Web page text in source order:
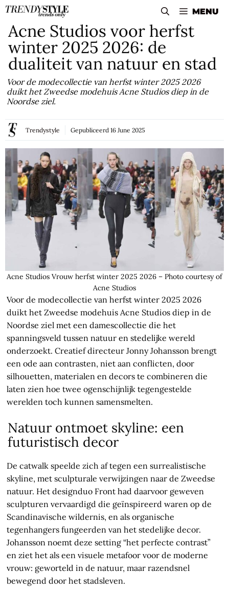
Skip
content
MENU
Acne Studios voor herfst
winter 2025 2026: de
dualiteit van natuur en stad
Voor de modecollectie van herfst winter 2025 2026
duikt het Zweedse modehuis Acne Studios diep in de
Noordse ziel.
Trendystyle Gepubliceerd 16 June 2025
Acne Studios Vrouw herfst winter 2025 2026 – Photo courtesy of
Acne Studios
Voor de modecollectie van herfst winter 2025 2026
duikt het Zweedse modehuis Acne Studios diep in de
Noordse ziel met een damescollectie die het
spanningsveld tussen natuur en stedelijke wereld
onderzoekt. Creatief directeur Jonny Johansson brengt
een ode aan contrasten, niet aan conflicten, door
silhouetten, materialen en decors te combineren die
laten zien hoe twee ogenschijnlijk tegengestelde
werelden toch kunnen samensmelten.
Natuur ontmoet skyline: een
futuristisch decor
De catwalk speelde zich af tegen een surrealistische
skyline, met sculpturale verwijzingen naar de Zweedse
natuur. Het designduo Front had daarvoor geweven
sculpturen vervaardigd die geïnspireerd waren op de
Scandinavische wildernis, en als organische
tegenhangers fungeerden van het stedelijke decor.
Johansson noemt deze setting “het perfecte contrast”
en ziet het als een visuele metafoor voor de moderne
vrouw: geworteld in de natuur, maar razendsnel
bewegend door het stadsleven.